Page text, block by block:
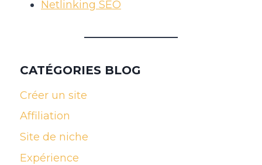
Netlinking SEO
CATÉGORIES BLOG
Créer un site
Affiliation
Site de niche
Expérience